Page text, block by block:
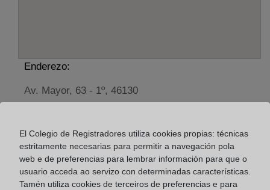
Enderezo:
Av. Mayor, 63 - 1º, 46130
De lunes a viernes de 09:00 a 17:00 horas
Agosto: De lunes a viernes de 09:00 a 14:00 horas
Los días 24 y 31 de diciembre de 09:00 a 14:00
horas
El Colegio de Registradores utiliza cookies propias: técnicas
estritamente necesarias para permitir a navegación pola
web e de preferencias para lembrar información para que o
usuario acceda ao servizo con determinadas características.
Tamén utiliza cookies de terceiros de preferencias e para